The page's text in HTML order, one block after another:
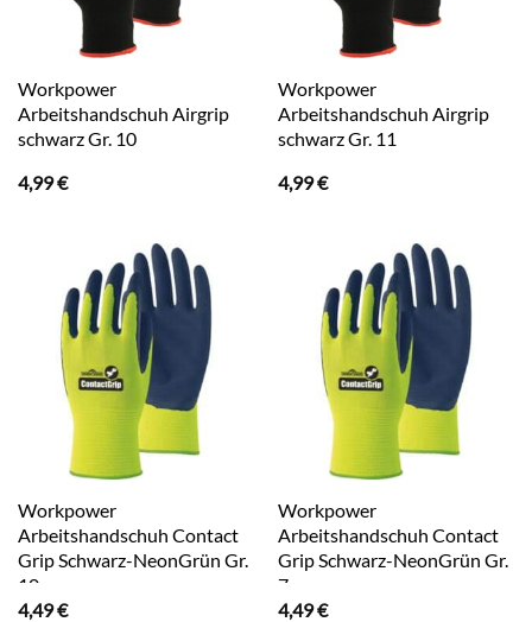
Workpower
Arbeitshandschuh Airgrip
schwarz Gr. 10
4,99€
Workpower
Arbeitshandschuh Airgrip
schwarz Gr. 11
4,99€
Workpower
Arbeitshandschuh Contact
Grip Schwarz-NeonGrün Gr.
10
4,49€
Workpower
Arbeitshandschuh Contact
Grip Schwarz-NeonGrün Gr.
7
4,49€